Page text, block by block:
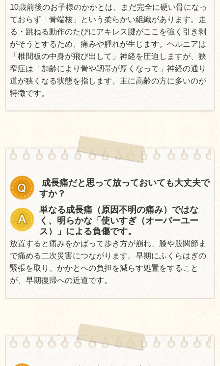
10歳前後のお子様のかかとは、まだ完全に硬い骨になっ
ておらず「骨端核」という柔らかい組織があります。走
る・跳ねる動作のたびにアキレス腱がここを強く引き剥
がそうとするため、痛みや腫れが生じます。ヘルニアは
「椎間板の中身が飛び出して」神経を圧迫しますが、狭
窄症は「加齢により骨や靭帯が厚くなって」神経の通り
道が狭くなる状態を指します。主に高齢の方に多いのが
特徴です。
成長痛だと思って放っておいても大丈夫で
すか？
単なる成長痛（原因不明の痛み）ではな
く、明らかな「使いすぎ（オーバーユー
ス）」による負傷です。
放置すると痛みをかばって歩き方が崩れ、膝や股関節ま
で痛める二次災害につながります。早期にふくらはぎの
緊張を取り、かかとへの負担を減らす処置をすること
が、早期復帰への近道です。